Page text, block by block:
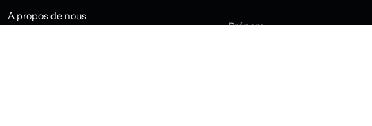
A propos de nous